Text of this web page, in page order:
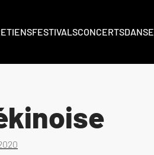
FESTIVALSCONCERTSDANSE